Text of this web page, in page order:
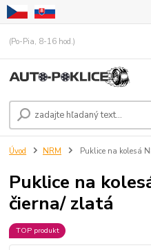
(Po-Pia, 8-16 hod.)
Úvod NRM Puklice na kolesá
Puklice na
čierna/ zlatá
TOP produkt